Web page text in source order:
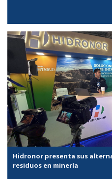
Hidronor presenta sus
residuos en minería